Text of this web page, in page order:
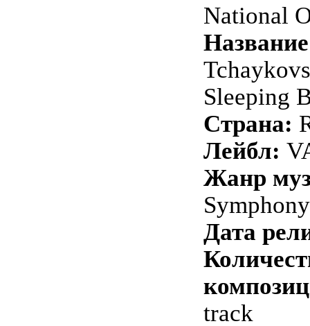
National
Sleeping
Страна:
Лейбл:
Жанр
Symphony
Дата
track